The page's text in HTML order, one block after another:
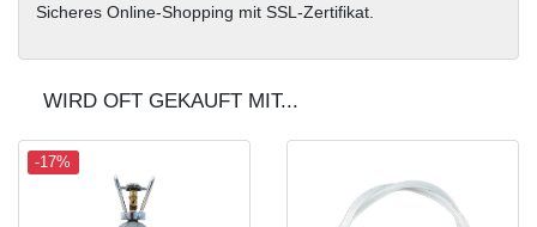
Sicheres Online-Shopping mit SSL-Zertifikat.
WIRD OFT GEKAUFT MIT...
-17%